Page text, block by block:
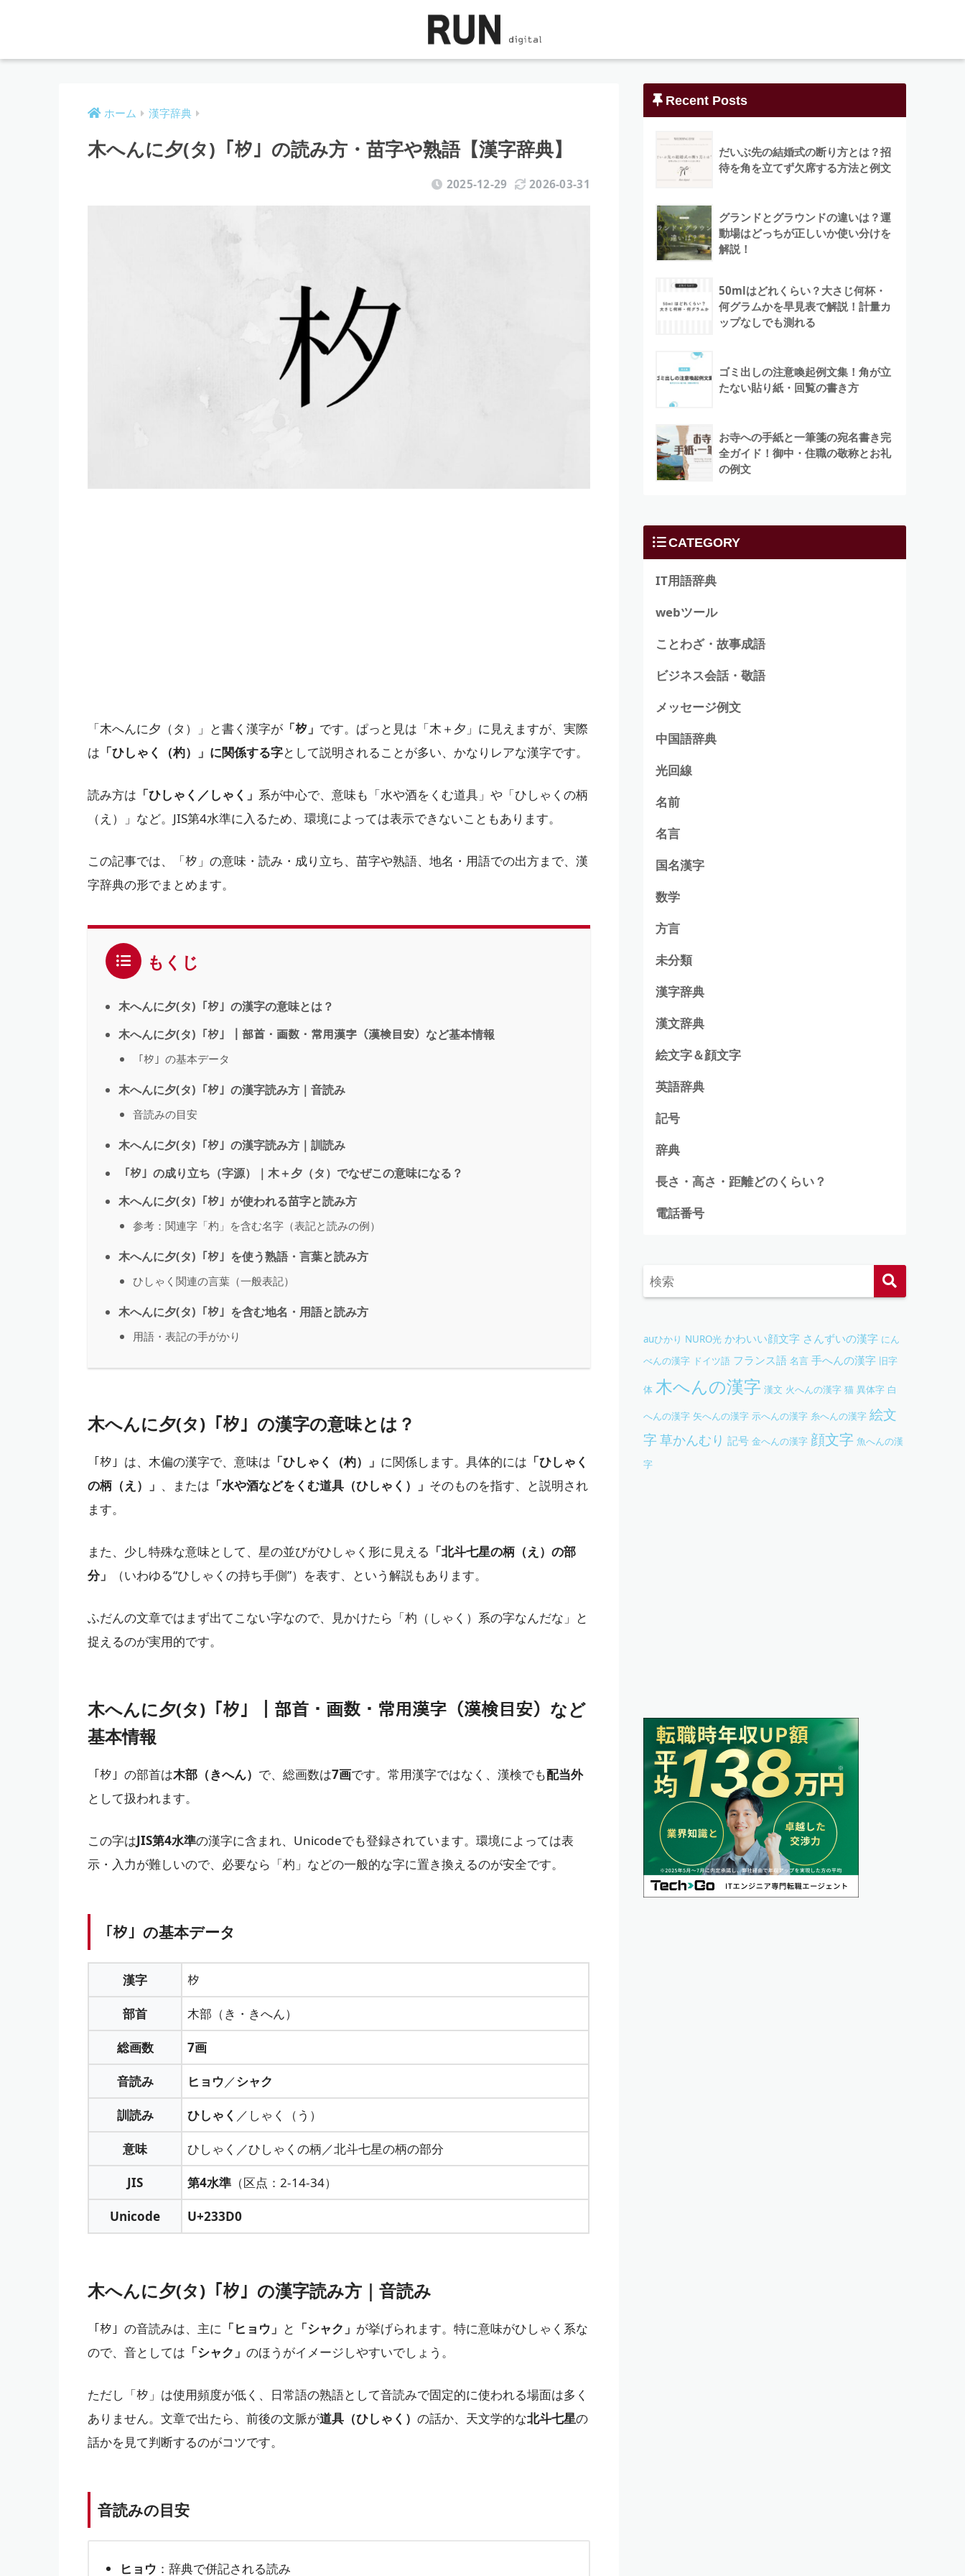
ホーム 漢字辞典
木へんに夕(タ)「𣏐」の読み方・苗字や熟語【漢字辞典】
2025-12-29 2026-03-31
「木へんに夕（タ）」と書く漢字が 「𣏐」 です。ぱっと見は「木＋夕」に見えますが、実際
は 「ひしゃく（杓）」に関係する字として説明されることが多い、かなりレアな漢字です。
読み方は 「ひしゃく／しゃく」 系が中心で、意味も「水や酒をくむ道具」や「ひしゃくの柄
（え）」など。JIS第4水準に入るため、環境によっては表示できないこともあります。
この記事では、「𣏐」の意味・読み・成り立ち、苗字や熟語、地名・用語での出方まで、漢
字辞典の形でまとめます。
もくじ
木へんに夕(タ)「𣏐」の漢字の意味とは？
木へんに夕(タ)「𣏐」｜部首・画数・常用漢字（漢検目安）など基本情報
「𣏐」の基本データ
木へんに夕(タ)「𣏐」の漢字読み方｜音読み
音読みの目安
木へんに夕(タ)「𣏐」の漢字読み方｜訓読み
「𣏐」の成り立ち（字源）｜木＋夕（タ）でなぜこの意味になる？
木へんに夕(タ)「𣏐」が使われる苗字と読み方
参考：関連字「杓」を含む名字（表記と読みの例）
木へんに夕(タ)「𣏐」を使う熟語・言葉と読み方
ひしゃく関連の言葉（一般表記）
木へんに夕(タ)「𣏐」を含む地名・用語と読み方
用語・表記の手がかり
木へんに夕(タ)「𣏐」の漢字の意味とは？
「𣏐」は、木偏の漢字で、意味は 「ひしゃく（杓）」 に関係します。具体的には 「ひしゃく
の柄（え）」 、または 「水や酒などをくむ道具（ひしゃく）」 そのものを指す、と説明され
ます。
また、少し特殊な意味として、星の並びがひしゃく形に見える 「北斗七星の柄（え）の部
分」
（いわゆる“ひしゃくの持ち手側”）を表す、という解説もあります。
ふだんの文章ではまず出てこない字なので、見かけたら「杓（しゃく）系の字なんだな」と
捉えるのが実用的です。
木へんに夕(タ)「𣏐」｜部首・画数・常用漢字（漢検目安）など
基本情報
「𣏐」の部首は木部（きへん） で、総画数は7画です。常用漢字ではなく、漢検でも配当外
として扱われます。
この字はJIS第4水準の漢字に含まれ、Unicodeでも登録されています。環境によっては表
示・入力が難しいので、必要なら「杓」などの一般的な字に置き換えるのが安全です。
「𣏐」の基本データ
漢字 𣏐
部首 木部（き・きへん）
総画数 7画
音読み ヒョウ／シャク
訓読み ひしゃく ／しゃく（う）
意味 ひしゃく／ひしゃくの柄／北斗七星の柄の部分
JIS 第4水準 （区点：2-14-34）
Unicode U+233D0
木へんに夕(タ)「𣏐」の漢字読み方｜音読み
「𣏐」の音読みは、主に 「ヒョウ」 と 「シャク」 が挙げられます。特に意味がひしゃく系な
ので、音としては 「シャク」 のほうがイメージしやすいでしょう。
ただし「𣏐」は使用頻度が低く、日常語の熟語として音読みで固定的に使われる場面は多く
ありません。文章で出たら、前後の文脈が道具（ひしゃく） の話か、天文学的な北斗七星の
話かを見て判断するのがコツです。
音読みの目安
ヒョウ ：辞典で併記される読み
Recent Posts
だいぶ先の結婚式の断り方とは？招
待を角を立てず欠席する方法と例文
グランドとグラウンドの違いは？運
動場はどっちが正しいか使い分けを
解説！
50mlはどれくらい？大さじ何杯・
何グラムかを早見表で解説！計量カ
ップなしでも測れる
ゴミ出しの注意喚起例文集！角が立
たない貼り紙・回覧の書き方
お寺への手紙と一筆箋の宛名書き完
全ガイド！御中・住職の敬称とお礼
の例文
CATEGORY
IT用語辞典
webツール
ことわざ・故事成語
ビジネス会話・敬語
メッセージ例文
中国語辞典
光回線
名前
名言
国名漢字
数学
方言
未分類
漢字辞典
漢文辞典
絵文字＆顔文字
英語辞典
記号
辞典
長さ・高さ・距離どのくらい？
電話番号
auひかり NURO光 かわいい顔文字 さんずいの漢字 にん
べんの漢字 ドイツ語 フランス語 名言 手へんの漢字 旧字
体 木へんの漢字 漢文 火へんの漢字 猫 異体字 白
へんの漢字 矢へんの漢字 示へんの漢字 糸へんの漢字 絵文
字草かんむり 記号 金へんの漢字 顔文字 魚へんの漢
字